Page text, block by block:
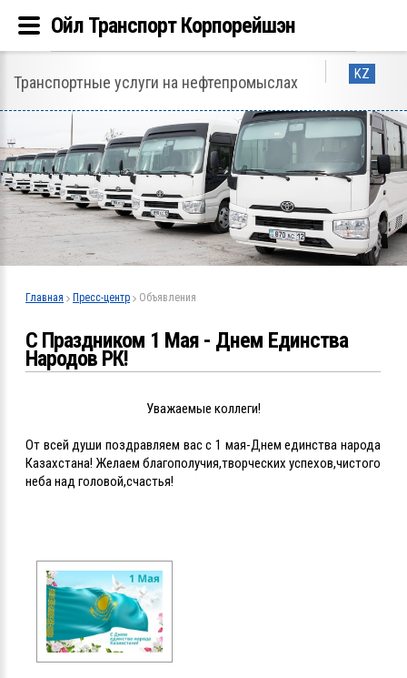
KZ
Транспортные услуги на нефтепромыслах
Главная Пресс-центр Объявления
С Праздником 1 Мая - Днем Единства
Народов РК!
Уважаемые коллеги!
От всей души поздравляем вас с 1 мая-Днем единства народа
Казахстана! Желаем благополучия,творческих успехов,чистого
неба над головой,счастья!
Ойл Транспорт Корпорейшэн